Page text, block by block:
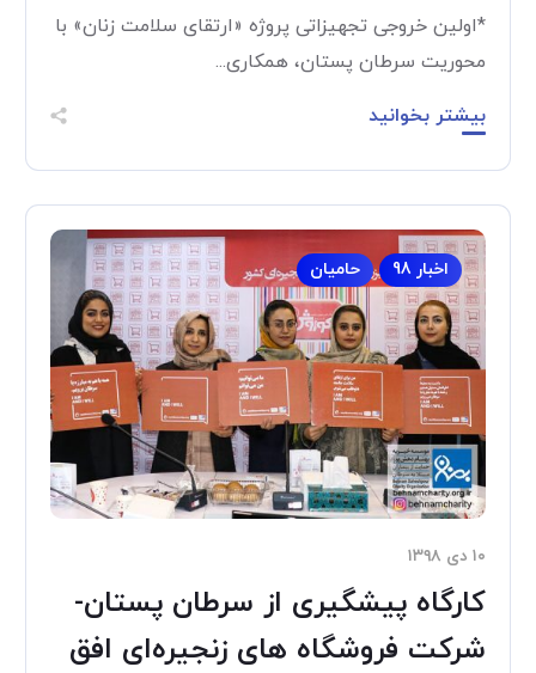
*اولین خروجی تجهیزاتی پروژه «ارتقای سلامت زنان» با
محوریت سرطان پستان، همکاری...
بیشتر بخوانید
اخبار 98 حامیان
۱۰ دی ۱۳۹۸
کارگاه پیشگیری از سرطان پستان-
شرکت فروشگاه های زنجیره‌ای افق